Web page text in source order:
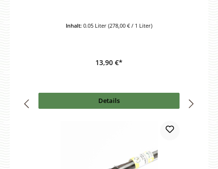
Inhalt: 0.05 Liter (278,00 € / 1 Liter)
13,90 €*
Details